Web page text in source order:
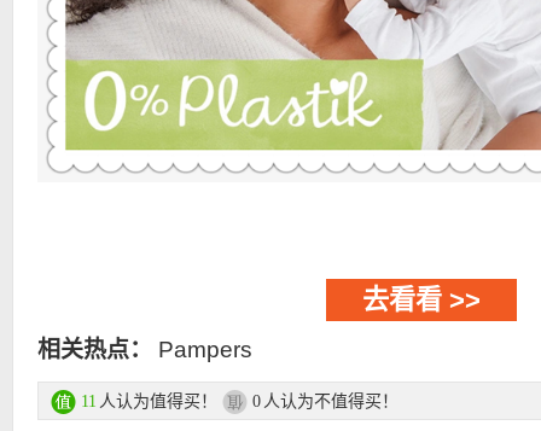
去看看 >>
相关热点： Pampers
11 人认为值得买！ 0 人认为不值得买！